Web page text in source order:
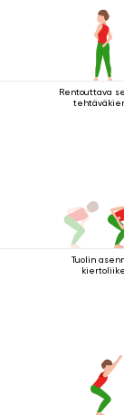
Rentouttava
Tuolin
kiertoliike